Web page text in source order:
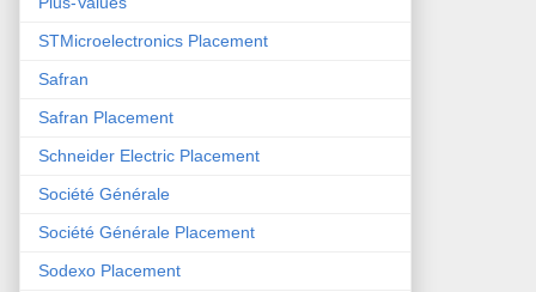
STMicroelectronics Placement
Safran
Safran Placement
Schneider Electric Placement
Société Générale
Société Générale Placement
Sodexo Placement